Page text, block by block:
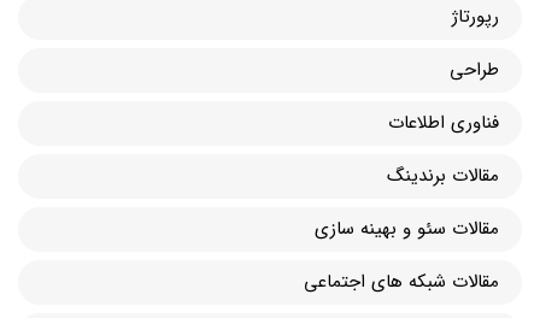
رپورتاژ
طراحی
فناوری اطلاعات
مقالات برندینگ
مقالات سئو و بهینه سازی
مقالات شبکه های اجتماعی